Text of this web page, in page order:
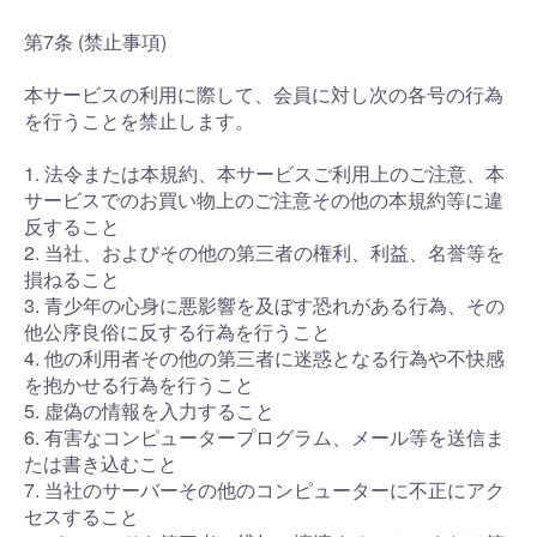
第7条 (禁止事項)
本サービスの利用に際して、会員に対し次の各号の行為
を行うことを禁止します。
1. 法令または本規約、本サービスご利用上のご注意、本
サービスでのお買い物上のご注意その他の本規約等に違
反すること
2. 当社、およびその他の第三者の権利、利益、名誉等を
損ねること
3. 青少年の心身に悪影響を及ぼす恐れがある行為、その
他公序良俗に反する行為を行うこと
4. 他の利用者その他の第三者に迷惑となる行為や不快感
を抱かせる行為を行うこと
5. 虚偽の情報を入力すること
6. 有害なコンピュータープログラム、メール等を送信ま
たは書き込むこと
7. 当社のサーバーその他のコンピューターに不正にアク
セスすること